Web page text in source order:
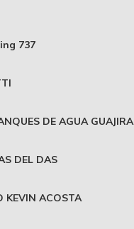
737
DE AGUA GUAJIRA
DEL DAS
KEVIN ACOSTA